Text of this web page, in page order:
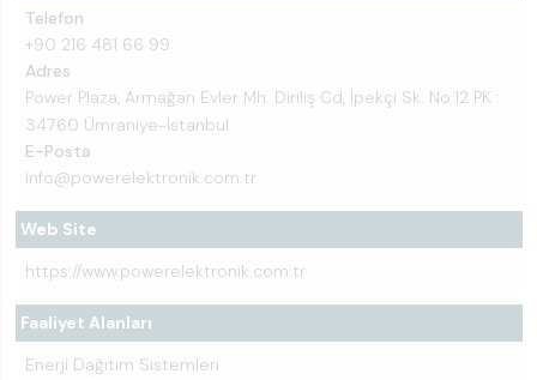
Telefon
+90 216 481 66 99
Adres
Power Plaza, Armağan Evler Mh. Diriliş Cd, İpekçi Sk. No:12 PK :
34760 Ümraniye-İstanbul
E-Posta
info@powerelektronik.com.tr
Web Site
https://www.powerelektronik.com.tr
Faaliyet Alanları
Enerji Dağıtım Sistemleri